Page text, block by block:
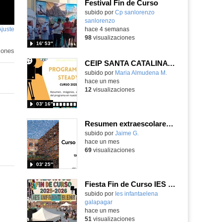
pantalla
Festival Fin de Curso
Contenido educativo.
subido por Cp sanlorenzo
sanlorenzo
16′ 53″
-
hace 4 semanas
98visualizaciones
CEIP SANTA CATALINA PROGRAMA READY, STEADY, GO! 2025-26
Contenido educativo.
subido por Maria Almudena M.
03′ 16″
hace un mes
12 visualizaciones
Resumen extraescolares IES Clara Campoamor 25-26
subido por Jaime G.
03′ 25″
hace un mes
69visualizaciones
Fiesta Fin de Curso IES Infanta Elena 2025-2026
subido por Ies infantaelena
galapagar-
hace un mes
51 visualizaciones